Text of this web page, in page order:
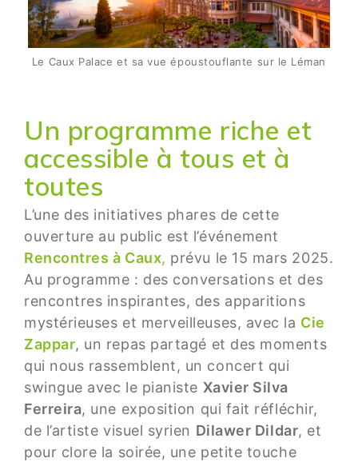
Le Caux Palace et sa vue époustouflante sur le Léman
Un programme riche et
accessible à tous et à
toutes
L’une des initiatives phares de cette
ouverture au public est l’événement
Rencontres à Caux, prévu le 15 mars 2025.
Au programme : des conversations et des
rencontres inspirantes, des apparitions
mystérieuses et merveilleuses, avec la Cie
Zappar, un repas partagé et des moments
qui nous rassemblent, un concert qui
swingue avec le pianiste Xavier Silva
Ferreira, une exposition qui fait réfléchir,
de l’artiste visuel syrien Dilawer Dildar, et
pour clore la soirée, une petite touche